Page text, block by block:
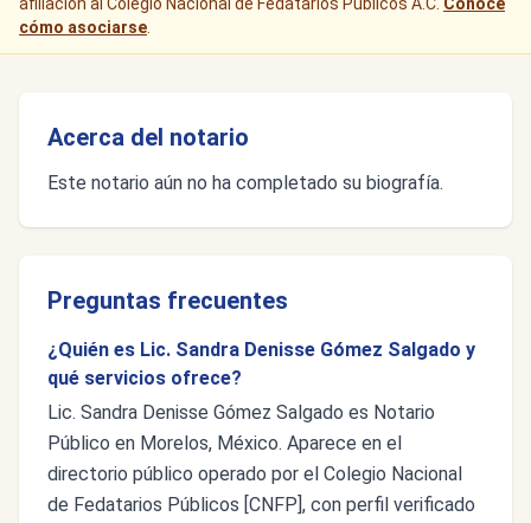
cómo asociarse
Acerca del notario
Este notario aún no ha completado su biografía.
Preguntas frecuentes
¿Quién es Lic. Sandra Denisse Gómez Salgado y
qué servicios ofrece?
Lic. Sandra Denisse Gómez Salgado es Notario
Público en Morelos, México. Aparece en el
directorio público operado por el Colegio Nacional
de Fedatarios Públicos [CNFP], con perfil verificado